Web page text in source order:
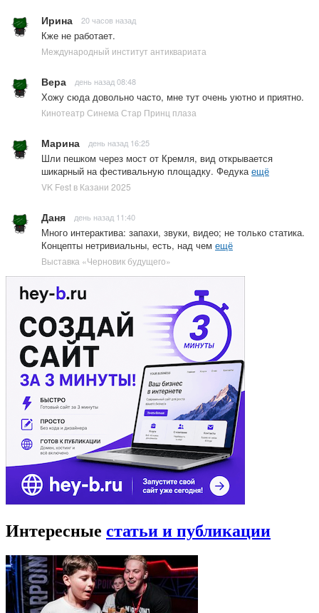
Ирина 20 часов назад
Кже не работает.
Международный институт антиквариата
Вера день назад 08:48
Хожу сюда довольно часто, мне тут очень уютно и приятно.
Кинотеатр Синема Стар Принц плаза
Марина день назад 16:25
Шли пешком через мост от Кремля, вид открывается
шикарный на фестивальную площадку. Федукаещё
VK Fest в Казани 2025
Даня день назад 11:40
Много интерактива: запахи, звуки, видео; не только статика.
Концепты нетривиальны, есть, над чем ещё
Выставка «Черновик будущего»
Интересные статьи и публикации